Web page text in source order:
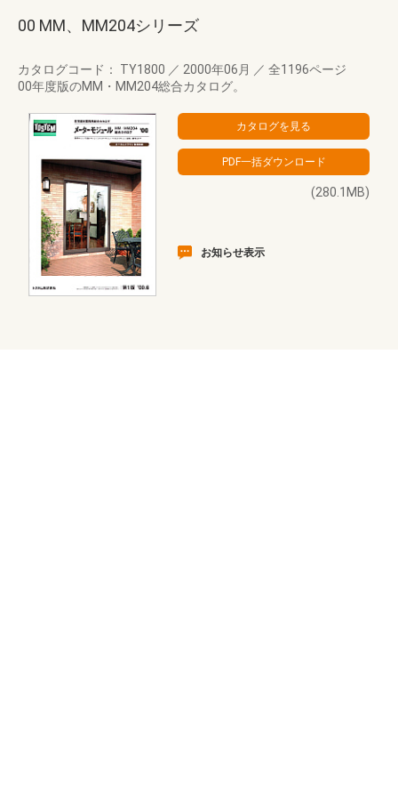
00 MM、MM204シリーズ
カタログコード： TY1800 ／ 2000年06月 ／ 全1196ページ
00年度版のMM・MM204総合カタログ。
(280.1MB)
お知らせ表示